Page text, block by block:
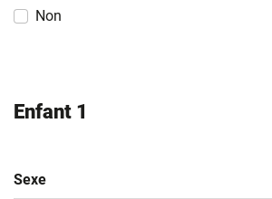
Non
Enfant 1
Sexe